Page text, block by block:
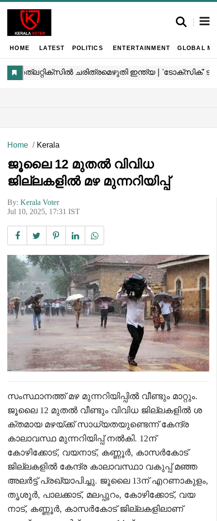
HOME LATEST POLITICS ENTERTAINMENT GLOBAL
Home Kerala
ജൂലൈ 12 മുതൽ വിവിധ
ജില്ലകളിൽ മഴ മുന്നറിയിപ്പ്
By: Kerala Voter
Jul 10, 2025, 17:31 IST
സംസ്ഥാനത്ത് മഴ മുന്നറിയിപ്പിൽ വീണ്ടും മാറ്റും.
ജൂലൈ 12 മുതൽ വീണ്ടും വിവിധ ജില്ലകളിൽ ശ
ക്തമായ മഴയ്ക്ക് സാധ്യതയുണ്ടെന്ന് കേന്ദ്ര
കാലാവസ്ഥ മുന്നറിയിപ്പ് നൽകി. 12ന്
കോഴിക്കോട്, വയനാട്, കണ്ണൂർ, കാസർകോട്
ജില്ലകളിൽ കേന്ദ്ര കാലാവസ്ഥാ വകുപ്പ് മഞ്ഞ
അലർട്ട് പ്രഖ്യാപിച്ചു. ജൂലൈ 13ന് എറണാകുളം,
തൃശൂർ, പാലക്കാട്, മലപ്പുറം, കോഴിക്കോട്, വയ
നാട്, കണ്ണൂർ, കാസർകോട് ജില്ലകളിലാണ്